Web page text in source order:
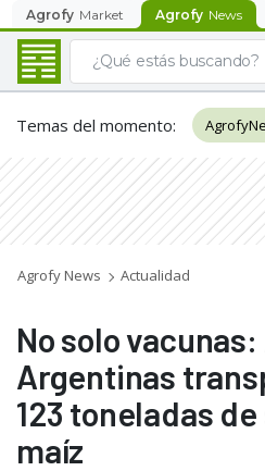
Agrofy Market Agrofy News
Temas del momento:
Agrofy News Actualidad
No solo
Argentinas
123 toneladas
maíz